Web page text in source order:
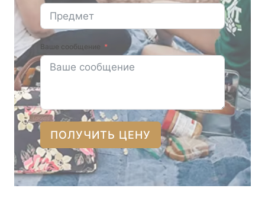
Ваше сообщение
ПОЛУЧИТЬ ЦЕНУ